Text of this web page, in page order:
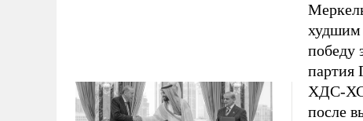
худшим
победу
партия
ХДС-
после